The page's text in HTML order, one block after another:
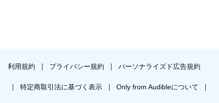
利用規約 プライバシー規約 パーソナライズド広告規約
特定商取引法に基づく表示 Only from Audibleについて